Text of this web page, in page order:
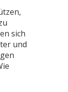
sich
und